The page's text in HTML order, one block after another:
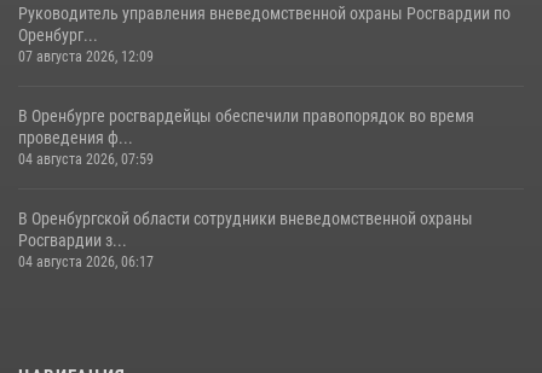
Руководитель управления вневедомственной охраны Росгвардии по
Оренбург...
07 августа 2026, 12:09
В Оренбурге росгвардейцы обеспечили правопорядок во время
проведения ф...
04 августа 2026, 07:59
В Оренбургской области сотрудники вневедомственной охраны
Росгвардии з...
04 августа 2026, 06:17